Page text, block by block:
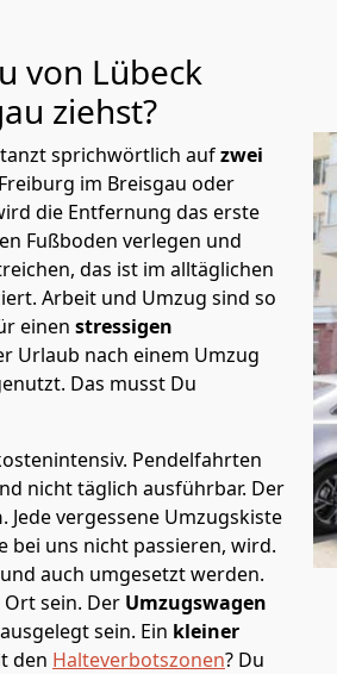
von Lübeck
ziehst?
sprichwörtlich aufzwei
im Breisgau oder
die Entfernung das erste
Fußboden verlegen und
das ist im alltäglichen
Arbeit und Umzug sind so
einen stressigen
Urlaub nach einem Umzug
Das musst Du
Pendelfahrten
nicht täglich ausführbar. Der
. Jede vergessene Umzugskiste
bei uns nicht passieren, wird.
auch umgesetzt werden.
sein. Der Umzugswagen
sein. Ein kleiner
den Halteverbotszonen? Du